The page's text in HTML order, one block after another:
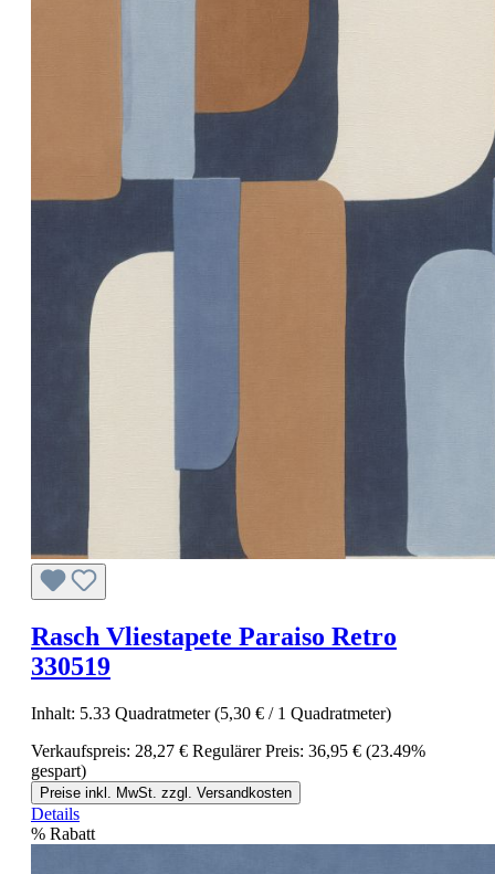
Rasch Vliestapete Paraiso Retro
330519
Inhalt: 5.33 Quadratmeter(5,30 € / 1 Quadratmeter)
Verkaufspreis: 28,27 € Regulärer Preis: 36,95 € (23.49%
gespart)
Preise inkl. MwSt. zzgl. Versandkosten
Details
% Rabatt